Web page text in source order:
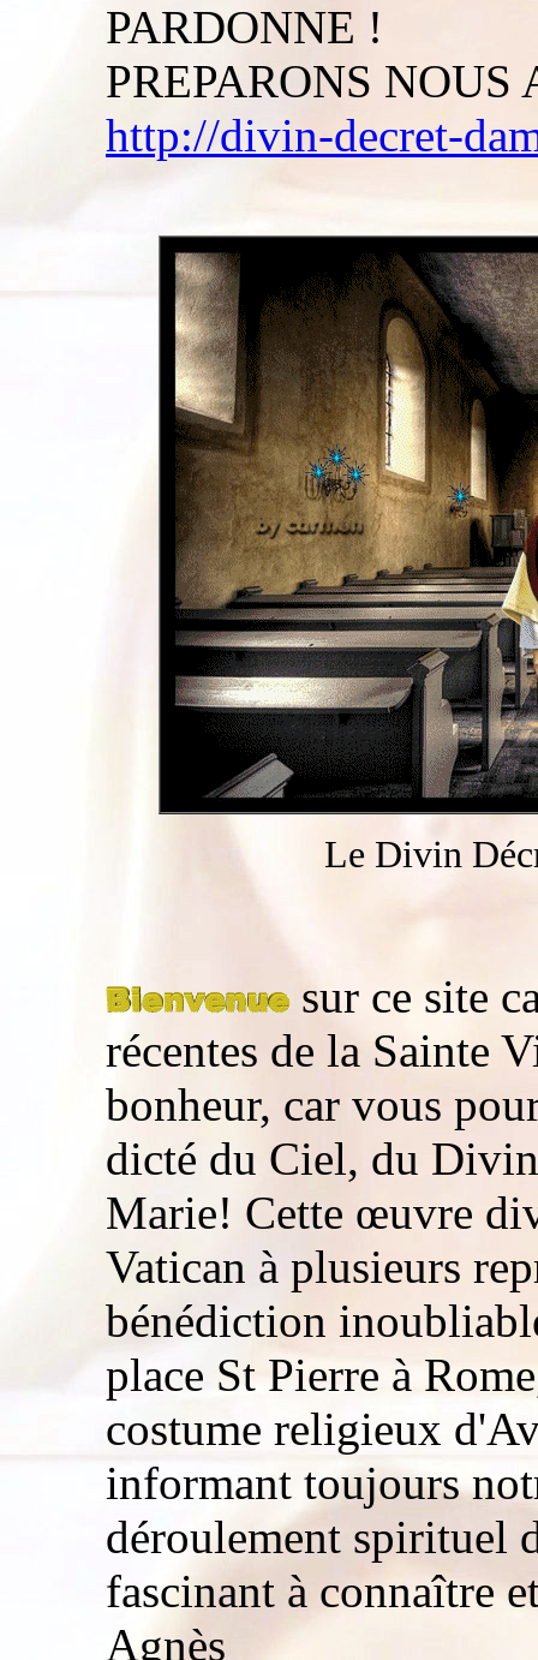
PARDONNE !
PREPARONS
http://divin-decret-
Le Divin
sur ce site
récentes de la Sainte
bonheur, car vous
dicté du Ciel, du
Marie! Cette œuvre
Vatican à plusieurs
bénédiction
place St Pierre à
costume religieux
informant toujours
déroulement spirituel
fascinant à connaître
Agnès